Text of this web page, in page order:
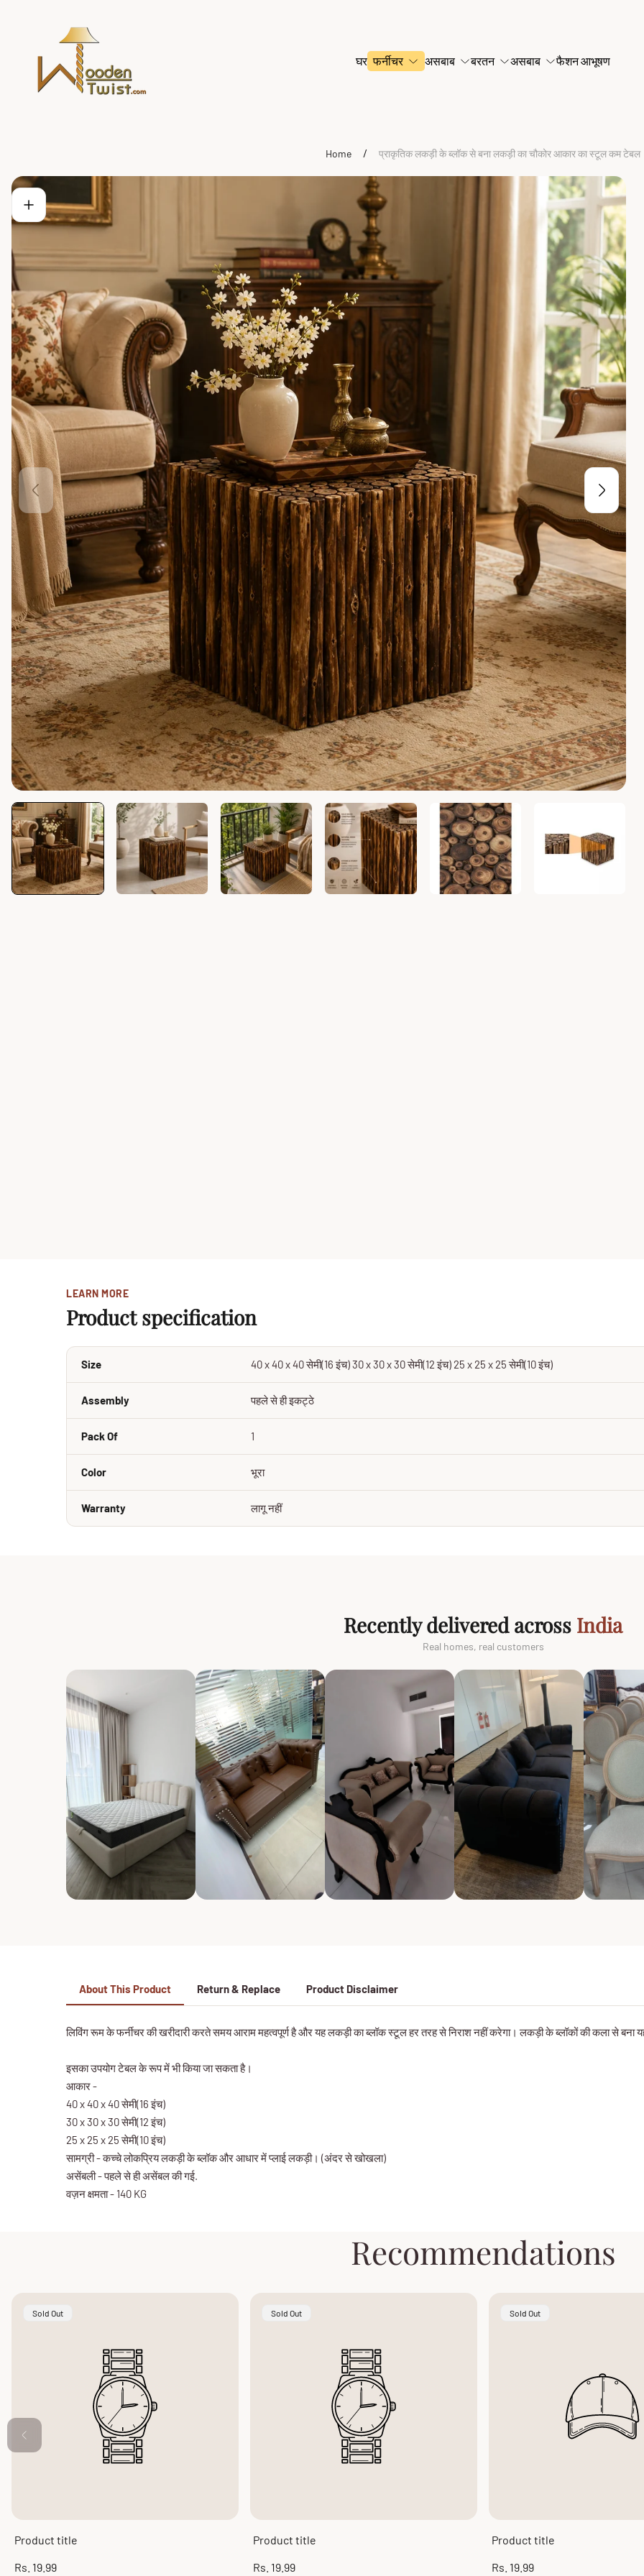
घर फर्नीचर असबाब बरतन असबाब फैशन आभूषण
Home / प्राकृतिक लकड़ी के ब्लॉक से बना लकड़ी का चौकोर आकार का स्टूल कम टेबल
LEARN MORE
Product specification
Size 40 x 40 x 40 सेमी(16 इंच) 30 x 30 x 30 सेमी(12 इंच) 25 x 25 x 25 सेमी(10 इंच)
Assembly पहले से ही इकट्ठे
Pack Of 1
Color भूरा
Warranty लागू नहीं
Recently delivered across India
Real homes, real customers
About This Product Return & Replace Product Disclaimer
लिविंग रूम के फर्नीचर की खरीदारी करते समय आराम महत्वपूर्ण है और यह लकड़ी का ब्लॉक स्टूल हर तरह से निराश नहीं करेगा। लकड़ी के ब्लॉकों की कला से
इसका उपयोग टेबल के रूप में भी किया जा सकता है।
आकार -
40 x 40 x 40 सेमी(16 इंच)
30 x 30 x 30 सेमी(12 इंच)
25 x 25 x 25 सेमी(10 इंच)
सामग्री - कच्चे लोकप्रिय लकड़ी के ब्लॉक और आधार में प्लाई लकड़ी। (अंदर से खोखला)
असेंबली - पहले से ही असेंबल की गई.
वज़न क्षमता - 140 KG
Recommendations
Product
Sold Out
Product title
Regular
Rs. 19.99
Product
Sold Out
Product title
Regular
Rs. 19.99
Product
Sold Out
Product title
Regular
Rs. 19.99